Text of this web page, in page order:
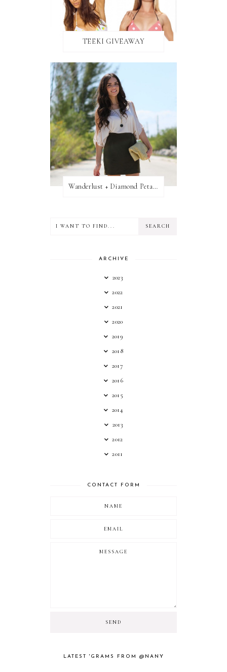
TEEKI GIVEAWAY
Wanderlust + Diamond Petal Giveaway
ARCHIVE
2023
2022
2021
2020
2019
2018
2017
2016
2015
2014
2013
2012
2011
CONTACT FORM
LATEST 'GRAMS FROM @NANY